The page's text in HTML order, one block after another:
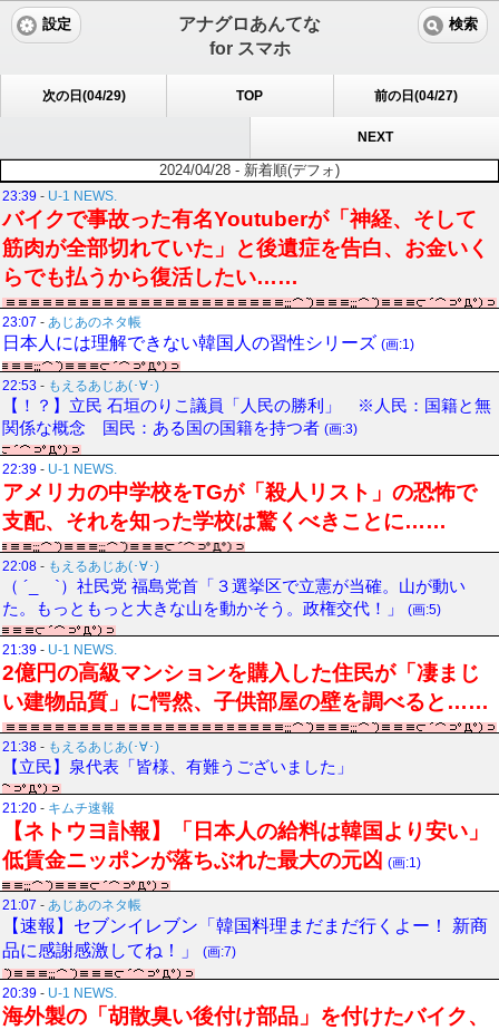
アナグロあんてな
for スマホ
設定 検索
次の日(04/29) TOP 前の日(04/27)
NEXT
2024/04/28 - 新着順(デフォ)
23:39 - U-1 NEWS.
バイクで事故った有名Youtuberが「神経、そして
筋肉が全部切れていた」と後遺症を告白、お金いく
らでも払うから復活したい……
23:07 - あじあのネタ帳
日本人には理解できない韓国人の習性シリーズ (画:1)
22:53 - もえるあじあ(･∀･)
【！？】立民 石垣のりこ議員「人民の勝利」 ※人民：国籍と無
関係な概念 国民：ある国の国籍を持つ者 (画:3)
22:39 - U-1 NEWS.
アメリカの中学校をTGが「殺人リスト」の恐怖で
支配、それを知った学校は驚くべきことに……
22:08 - もえるあじあ(･∀･)
（ ´_ゝ`）社民党 福島党首「３選挙区で立憲が当確。山が動い
た。もっともっと大きな山を動かそう。政権交代！」
(画:5)
21:39 - U-1 NEWS.
2億円の高級マンションを購入した住民が「凄まじ
い建物品質」に愕然、子供部屋の壁を調べると……
21:38 - もえるあじあ(･∀･)
【立民】泉代表「皆様、有難うございました」
21:20 - キムチ速報
【ネトウヨ訃報】「日本人の給料は韓国より安い」
低賃金ニッポンが落ちぶれた最大の元凶 (画:1)
21:07 - あじあのネタ帳
【速報】セブンイレブン「韓国料理まだまだ行くよー！ 新商
品に感謝感激してね！」
(画:7)
20:39 - U-1 NEWS.
海外製の「胡散臭い後付け部品」を付けたバイク、